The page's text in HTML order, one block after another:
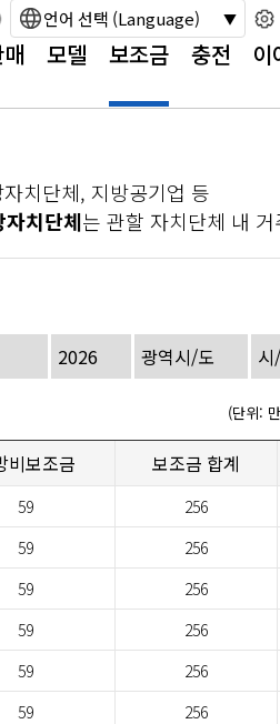
언어 선택 (Language)
모델 보조금 충전 이
치단체, 지방공기업 등
치단체는 관할 자치단체 내
(단위:
비보조금 보조금 합계
59 256
59 256
59 256
59 256
59 256
59 256